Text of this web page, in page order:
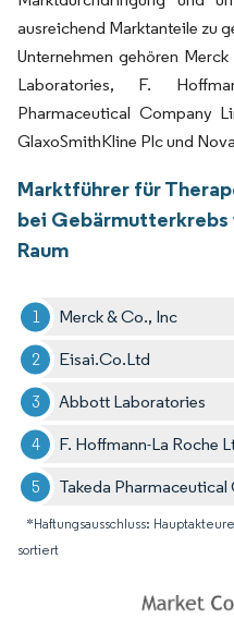
ausreichend Marktanteile zu
Unternehmen gehören
Laboratories, F.
Pharmaceutical Company
GlaxoSmithKline Plc und
Marktführer für
bei Gebärmutterkrebs
Raum
Merck & Co., Inc
Eisai.Co.Ltd
Abbott Laboratories
F. Hoffmann-La Roche
Takeda
*Haftungsausschluss:
sortiert